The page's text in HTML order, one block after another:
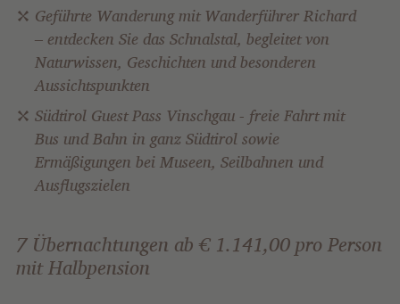
Geführte Wanderung mit Wanderführer Richard
– entdecken Sie das Schnalstal, begleitet von
Naturwissen, Geschichten und besonderen
Aussichtspunkten
Südtirol Guest Pass Vinschgau - freie Fahrt mit
Bus und Bahn in ganz Südtirol sowie
Ermäßigungen bei Museen, Seilbahnen und
Ausflugszielen
7 Übernachtungen ab € 1.141,00 pro Person
mit Halbpension